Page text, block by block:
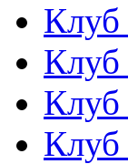
Клуб
Клуб
Клуб